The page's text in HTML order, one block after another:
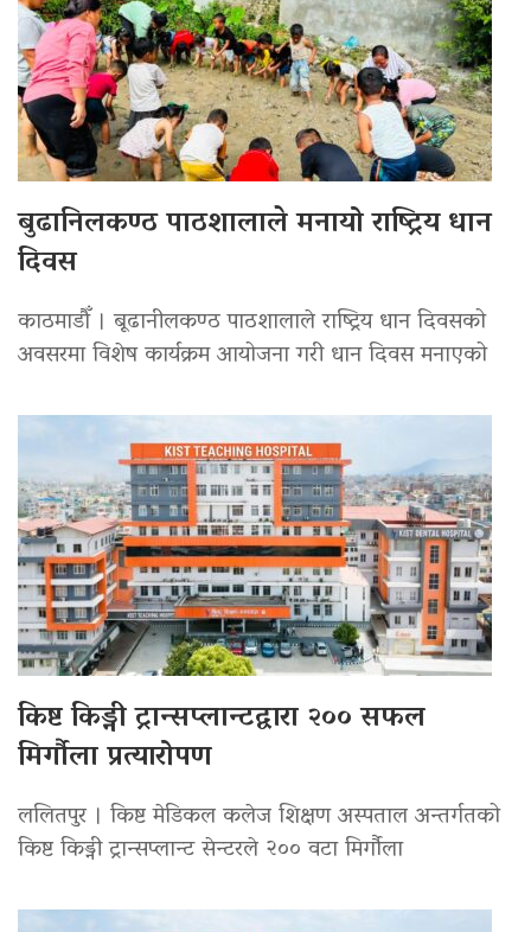
बुढानिलकण्ठ पाठशालाले मनायो राष्ट्रिय धान
दिवस
काठमाडौँ । बूढानीलकण्ठ पाठशालाले राष्ट्रिय धान दिवसको
अवसरमा विशेष कार्यक्रम आयोजना गरी धान दिवस मनाएको
किष्ट किड्नी ट्रान्सप्लान्टद्वारा २०० सफल
मिर्गौला प्रत्यारोपण
ललितपुर । किष्ट मेडिकल कलेज शिक्षण अस्पताल अन्तर्गतको
किष्ट किड्नी ट्रान्सप्लान्ट सेन्टरले २०० वटा मिर्गौला